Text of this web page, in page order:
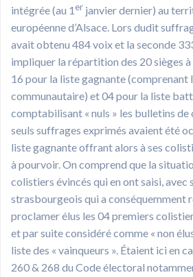
intégrée (au 1er janvier dernier) au
européenne d’Alsace. Lors dudit
avait obtenu 484 voix et la seconde
impliquer la répartition des 20 sièges
16 pour la liste gagnante (comprenant
communautaire) et 04 pour la liste
comptabilisant « nuls » les bulletins
seuls suffrages exprimés avaient été
liste gagnante offrant alors à ses
à pourvoir. On comprend que la
colistiers évincés qui en ont saisi, avec
strasbourgeois qui a conséquemment
proclamer élus les 04 premiers
et par suite considéré comme « non
liste des « vainqueurs ». Étaient ici en
260 & 268 du Code électoral